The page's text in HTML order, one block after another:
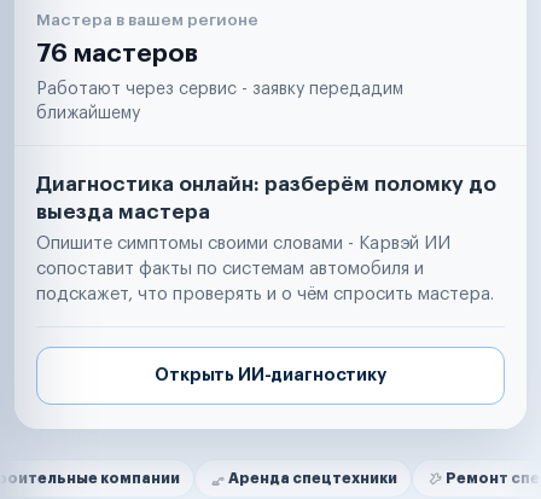
Мастера в вашем регионе
76 мастеров
Работают через сервис - заявку передадим
ближайшему
Диагностика онлайн: разберём поломку до
выезда мастера
Опишите симптомы своими словами - Карвэй ИИ
сопоставит факты по системам автомобиля и
подскажет, что проверять и о чём спросить мастера.
Открыть ИИ-диагностику
Нам доверяют
компании Аренда спецтехники Ремонт спецтехники
Маркетплейсы